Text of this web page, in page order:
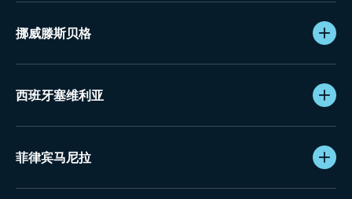
挪威滕斯贝格
西班牙塞维利亚
菲律宾马尼拉